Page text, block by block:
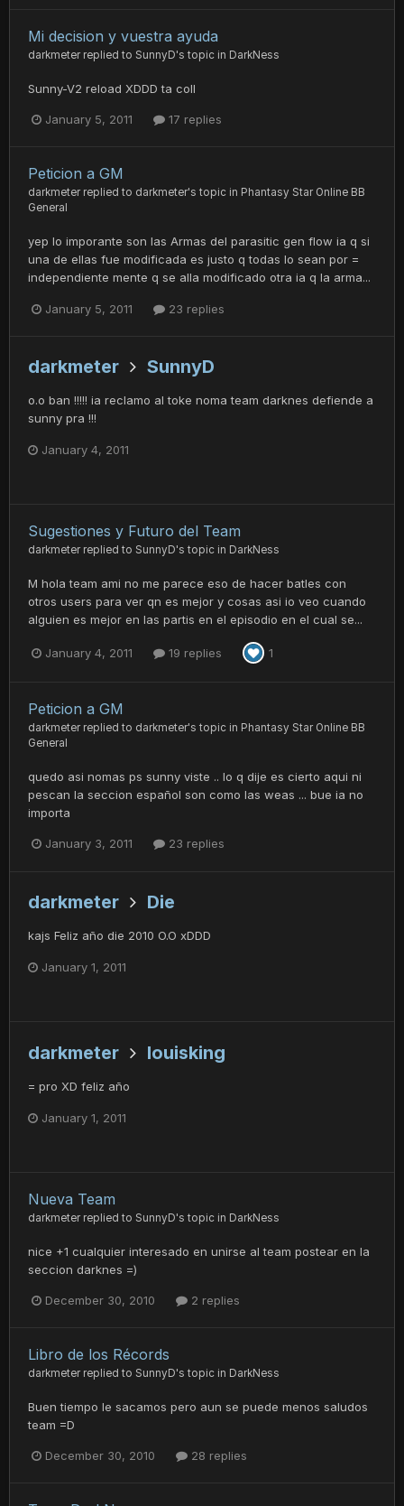
Mi decision y vuestra ayuda
darkmeter replied to SunnyD's topic in DarkNess
Sunny-V2 reload XDDD ta coll
January 5, 2011 17 replies
Peticion a GM
darkmeter replied to darkmeter's topic in Phantasy Star Online BB
General
yep lo imporante son las Armas del parasitic gen flow ia q si
una de ellas fue modificada es justo q todas lo sean por =
independiente mente q se alla modificado otra ia q la arma...
January 5, 2011 23 replies
darkmeter SunnyD
o.o ban !!!!! ia reclamo al toke noma team darknes defiende a
sunny pra !!!
January 4, 2011
Sugestiones y Futuro del Team
darkmeter replied to SunnyD's topic in DarkNess
M hola team ami no me parece eso de hacer batles con
otros users para ver qn es mejor y cosas asi io veo cuando
alguien es mejor en las partis en el episodio en el cual se...
January 4, 2011 19 replies 1
Peticion a GM
darkmeter replied to darkmeter's topic in Phantasy Star Online BB
General
quedo asi nomas ps sunny viste .. lo q dije es cierto aqui ni
pescan la seccion español son como las weas ... bue ia no
importa
January 3, 2011 23 replies
darkmeter Die
kajs Feliz año die 2010 O.O xDDD
January 1, 2011
darkmeter louisking
= pro XD feliz año
January 1, 2011
Nueva Team
darkmeter replied to SunnyD's topic in DarkNess
nice +1 cualquier interesado en unirse al team postear en la
seccion darknes =)
December 30, 2010 2 replies
Libro de los Récords
darkmeter replied to SunnyD's topic in DarkNess
Buen tiempo le sacamos pero aun se puede menos saludos
team =D
December 30, 2010 28 replies